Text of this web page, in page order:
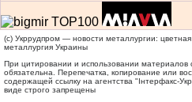
(c) Укррудпром — новости металлургии:
металлургия Украины
При цитировании и использовании материалов
обязательна. Перепечатка, копирование или
содержащей ссылку на агентства "Iнтерфакс-
виде строго запрещены